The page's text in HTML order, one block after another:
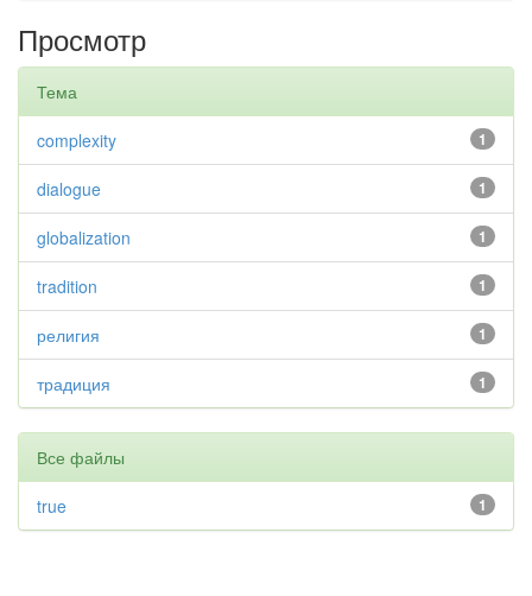
Просмотр
Тема
1
complexity
1
dialogue
1
globalization
1
tradition
1
религия
1
традиция
Все файлы
1
true